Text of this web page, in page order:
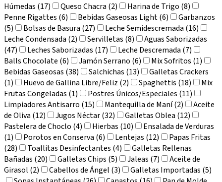
Húmedas (17)
Queso Chacra (2)
Harina de Trigo (8)
Penne Rigattes (6)
Bebidas Gaseosas Light (6)
Garbanzos
(5)
Bolsas de Basura (27)
Leche Semidescremada (16)
Leche Condensada (2)
Servilletas (8)
Aguas Saborizadas
(47)
Leches Saborizadas (17)
Leche Descremada (7)
Balls Chocolate (6)
Jamón Serrano (6)
Mix Sofritos (1)
Bebidas Gaseosas (38)
Salchichas (13)
Galletas Crackers
(1)
Huevo de Gallina Libre/Feliz (2) Spaghettis (18)
Mix
Frutas Congeladas (1)
Postres Únicos/Especiales (11)
Limpiadores Antisarro (15)
Mantequilla de Maní (2)
Aceite
de Oliva (12)
Jugos Néctar (32)
Galletas Oblea (12)
Pastelera de Choclo (4)
Hierbas (10)
Ensalada de Verduras
(1)
Porotos en Conserva (6) Lentejas (12)
Papas Fritas
(28)
Toallitas Desinfectantes (4)
Galletas Rellenas
Bañadas (20)
Galletas Chips (5) Jaleas (7)
Aceite de
Girasol (2)
Cabellos de Ángel (3)
Galletas Importadas (5)